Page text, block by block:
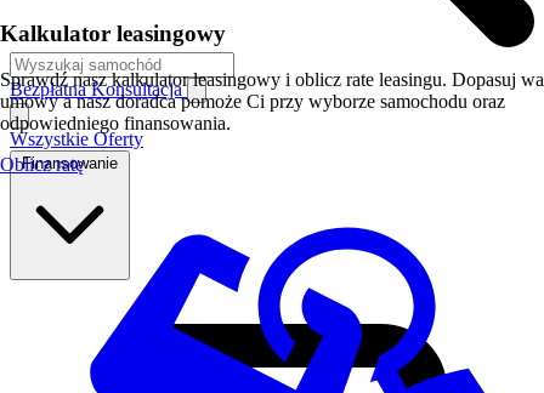
Bezpłatna Konsultacja
Wszystkie Oferty
Finansowanie
Kalkulator leasingowy
Sprawdź nasz kalkulator leasingowy i oblicz rate leasingu. Dopasuj
umowy a nasz doradca pomoże Ci przy wyborze samochodu oraz
odpowiedniego finansowania.
Oblicz ratę